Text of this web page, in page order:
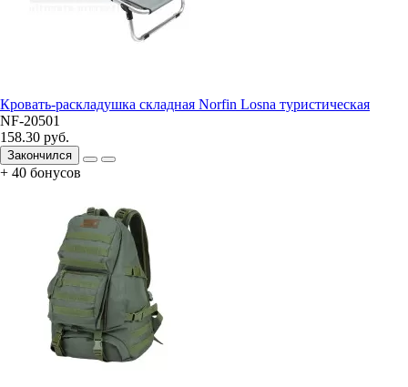
Кровать-раскладушка складная Norfin Losna туристическая
NF-20501
158.30 руб.
Закончился
+ 40 бонусов